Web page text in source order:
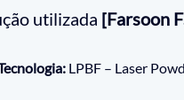
utilizada [Farsoon
LPBF – Laser